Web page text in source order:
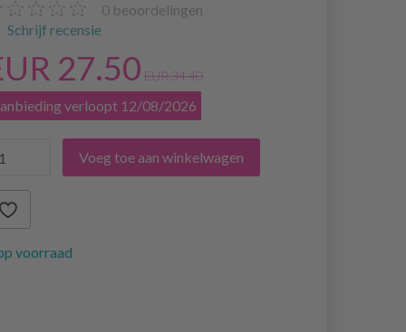
0 beoordelingen
Schrijf recensie
27.50 EUR 34.40
verloopt 12/08/2026
Voeg toe aan winkelwagen
voorraad